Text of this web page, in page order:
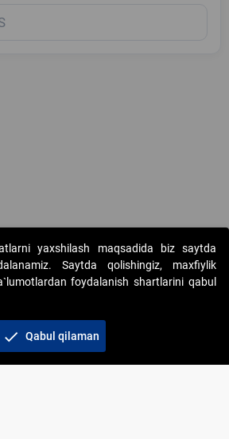
onlayn-auksionlarni tashkil etish"
202-21-11
yaxshilash maqsadida biz saytda
Saytda qolishingiz, maxfiylik
foydalanish shartlarini qabul
check Qabul qilaman